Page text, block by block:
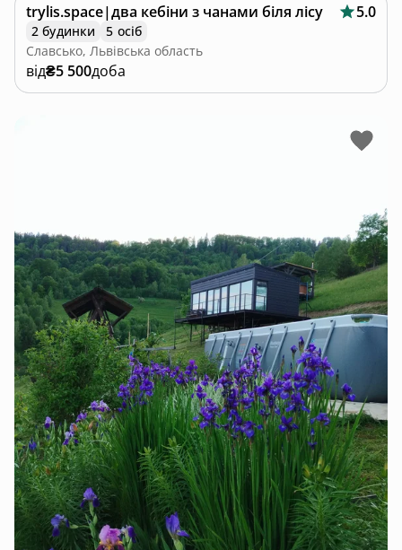
trylis.space|два кебіни з чанами біля лісу 5.0
2 будинки
5 осіб
Славсько, Львівська область
від₴5 500доба